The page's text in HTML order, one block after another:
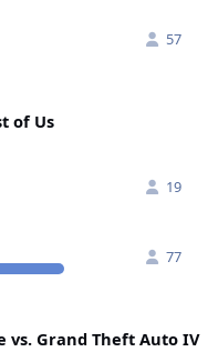
57
of Us
19
77
vs. Grand Theft Auto IV